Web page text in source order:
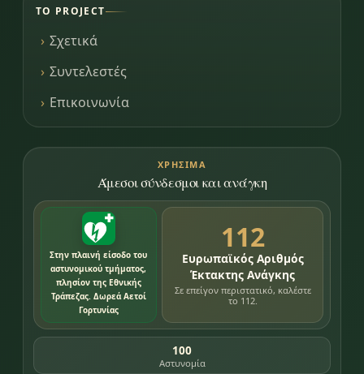
ΤΟ PROJECT
Σχετικά
Συντελεστές
Επικοινωνία
ΧΡΉΣΙΜΑ
Άμεσοι σύνδεσμοι και ανάγκη
Στην πλαινή είσοδο του
αστυνομικού τμήματος,
πλησίον της Εθνικής
Τράπεζας. Δωρεά Αετοί
Γορτυνίας
112
Ευρωπαϊκός Αριθμός
Έκτακτης Ανάγκης
Σε επείγον περιστατικό, καλέστε
το 112.
100
Αστυνομία